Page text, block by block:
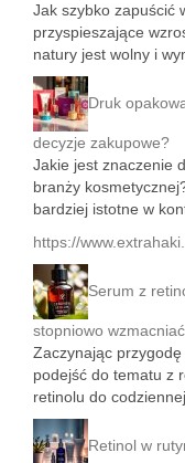
Jak szybko zapuścić
przyspieszające
natury jest wolny i
Druk
decyzje zakupowe?
Jakie jest znaczenie
branży
bardziej istotne w
https://
Serum z
stopniowo
Zaczynając
podejść do tematu z
retinolu do
Retinol w